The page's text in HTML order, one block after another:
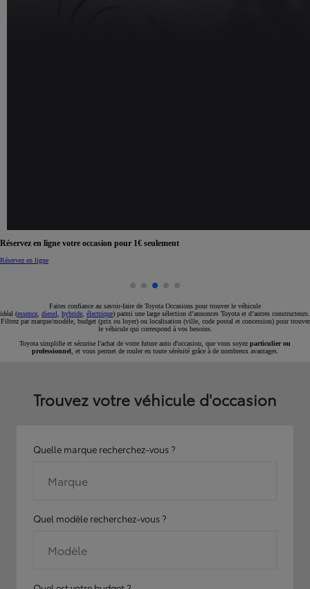
Réservez en ligne votre occasion pour 1€ seulement
Réservez en ligne
Faites confiance au savoir-faire de Toyota Occasions pour trouver le véhicule
idéal (essence diesel hybride électrique) parmi une large sélection d’annonces Toyota et d’autres constructeurs.
Filtrez par marque/modèle, budget (prix ou loyer) ou localisation (ville, code postal et concession) pour trouver
le véhicule qui correspond à vos besoins.
Toyota simplifie et sécurise l'achat de votre future auto d'occasion, que vous soyez particulier ou
professionnel , et vous permet de rouler en toute sérénité grâce à de nombreux avantages.
Trouvez votre véhicule d'occasion
Quelle marque recherchez-vous ?
Marque
Quel modèle recherchez-vous ?
Modèle